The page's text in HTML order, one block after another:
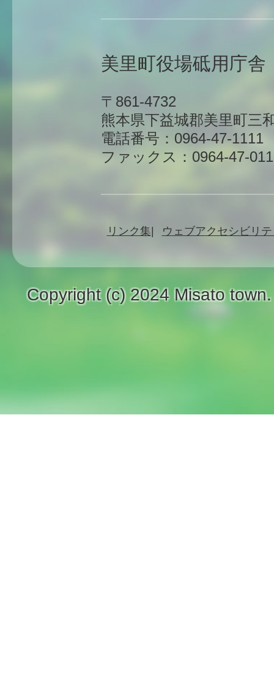
美里町役場砥用庁舎
〒861-4732
熊本県下益城郡美里町三
電話番号：0964-47-1111
ファックス：0964-47-
リンク集 ウェブアクセシビリ
Copyright (c) 2024 Misato